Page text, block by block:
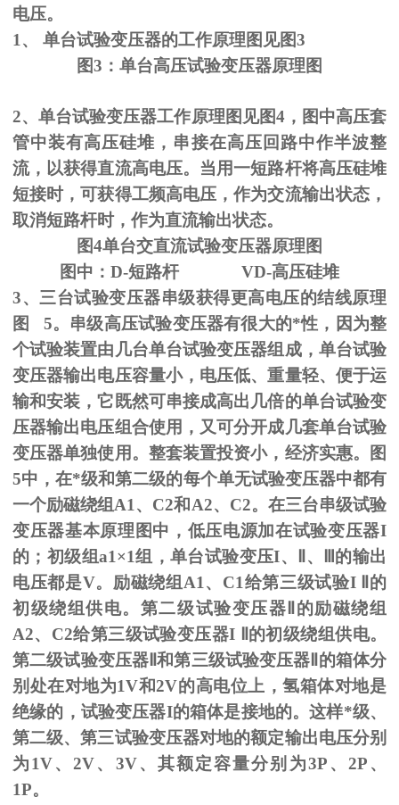
电压。
1、 单台试验变压器的工作原理图见图3
图3 ：单台高压试验变压器原理图
2、单台试验变压器工作原理图见图4 ，图中高压套
管中装有高压硅堆，串接在高压回路中作半波整
流，以获得直流高电压。当用一短路杆将高压硅堆
短接时，可获得工频高电压，作为交流输出状态，
取消短路杆时，作为直流输出状态。
图4单台交直流试验变压器原理图
图中： D-短路杆 VD-高压硅堆
3、三台试验变压器串级获得更高电压的结线原理
图 5。串级高压试验变压器有很大的*性，因为整
个试验装置由几台单台试验变压器组成，单台试验
变压器输出电压容量小，电压低、重量轻、便于运
输和安装，它既然可串接成高出几倍的单台试验变
压器输出电压组合使用，又可分开成几套单台试验
变压器单独使用。整套装置投资小，经济实惠。图
5中，在*级和第二级的每个单无试验变压器中都有
一个励磁绕组 A1 、 C2和 A2、 C2。在三台串级试验
变压器基本原理图中，低压电源加在试验变压器I
的；初级组a1×1组，单台试验变压I、 、
的输出
电压都是V。励磁绕组 A1 、 C1给第三级试验I
Ⅱ的
初级绕组供电。第二级试验变压器Ⅱ的励磁绕组
A2、C2给第三级试验变压器I Ⅱ的初级绕组供电。
第二级试验变压器Ⅱ和第三级试验变压器Ⅱ的箱体分
别处在对地为1V和2V的高电位上，氢箱体对地是
绝缘的，试验变压器I的箱体是接地的。这样*级、
第二级、第三试验变压器对地的额定输出电压分别
为1V、2V、3V、其额定容量分别为3P、2P、
1P。